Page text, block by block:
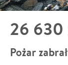
26 630
Pożar